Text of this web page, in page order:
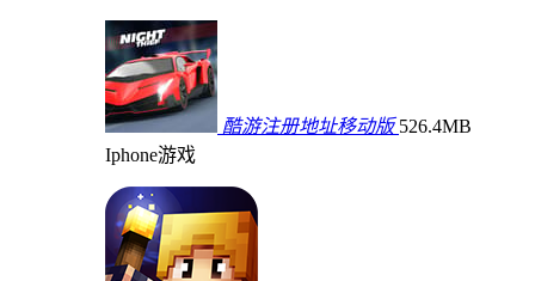
酷游注册地址移动版 526.4MB
Iphone游戏